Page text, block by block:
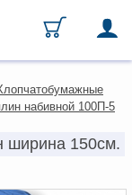
набивной 100П-5
ширина 150см.